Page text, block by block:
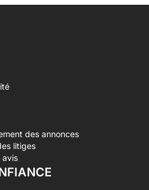
des annonces
litiges
avis